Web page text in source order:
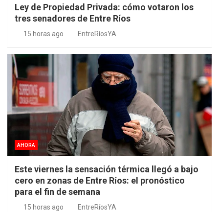
Ley de Propiedad Privada: cómo votaron los
tres senadores de Entre Ríos
15 horas ago EntreRíosYA
AHORA
Este viernes la sensación térmica llegó a bajo
cero en zonas de Entre Ríos: el pronóstico
para el fin de semana
15 horas ago EntreRíosYA